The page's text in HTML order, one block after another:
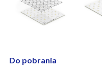
Do pobrania